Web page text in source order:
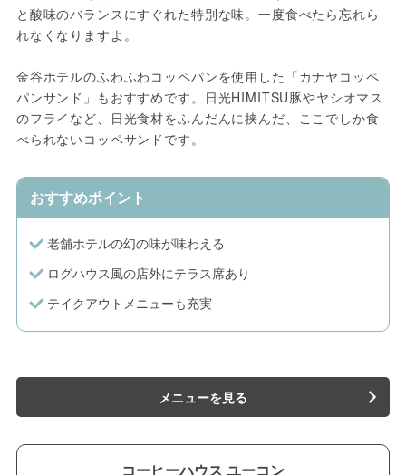
と酸味のバランスにすぐれた特別な味。一度食べたら忘れら
れなくなりますよ。
金谷ホテルのふわふわコッペパンを使用した「カナヤコッペ
パンサンド」もおすすめです。日光HIMITSU豚やヤシオマス
のフライなど、日光食材をふんだんに挟んだ、ここでしか食
べられないコッペサンドです。
おすすめポイント
老舗ホテルの幻の味が味わえる
ログハウス風の店外にテラス席あり
テイクアウトメニューも充実
メニューを見る
コーヒーハウス ユーコン